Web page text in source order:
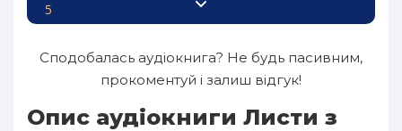
5
Сподобалась аудіокнига? Не будь пасивним,
прокоментуй і залиш відгук!
Опис аудіокниги Листи з